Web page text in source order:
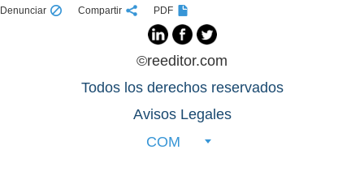
Denunciar Compartir PDF
©reeditor.com
Todos los derechos reservados
Avisos Legales